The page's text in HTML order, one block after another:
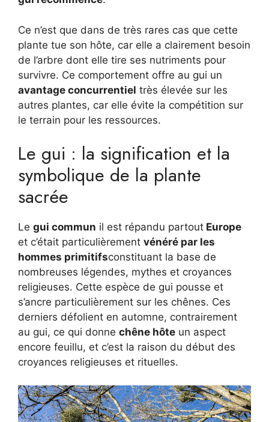
Ce n’est que dans de très rares cas que cette
plante tue son hôte, car elle a clairement besoin
de l’arbre dont elle tire ses nutriments pour
survivre. Ce comportement offre au gui un
avantage concurrentiel très élevée sur les
autres plantes, car elle évite la compétition sur
le terrain pour les ressources.
Le gui : la signification et la
symbolique de la plante
sacrée
Le gui commun il est répandu partout Europe
et c’était particulièrement vénéré par les
hommes primitifsconstituant la base de
nombreuses légendes, mythes et croyances
religieuses. Cette espèce de gui pousse et
s’ancre particulièrement sur les chênes. Ces
derniers défolient en automne, contrairement
au gui, ce qui donne chêne hôte un aspect
encore feuillu, et c’est la raison du début des
croyances religieuses et rituelles.